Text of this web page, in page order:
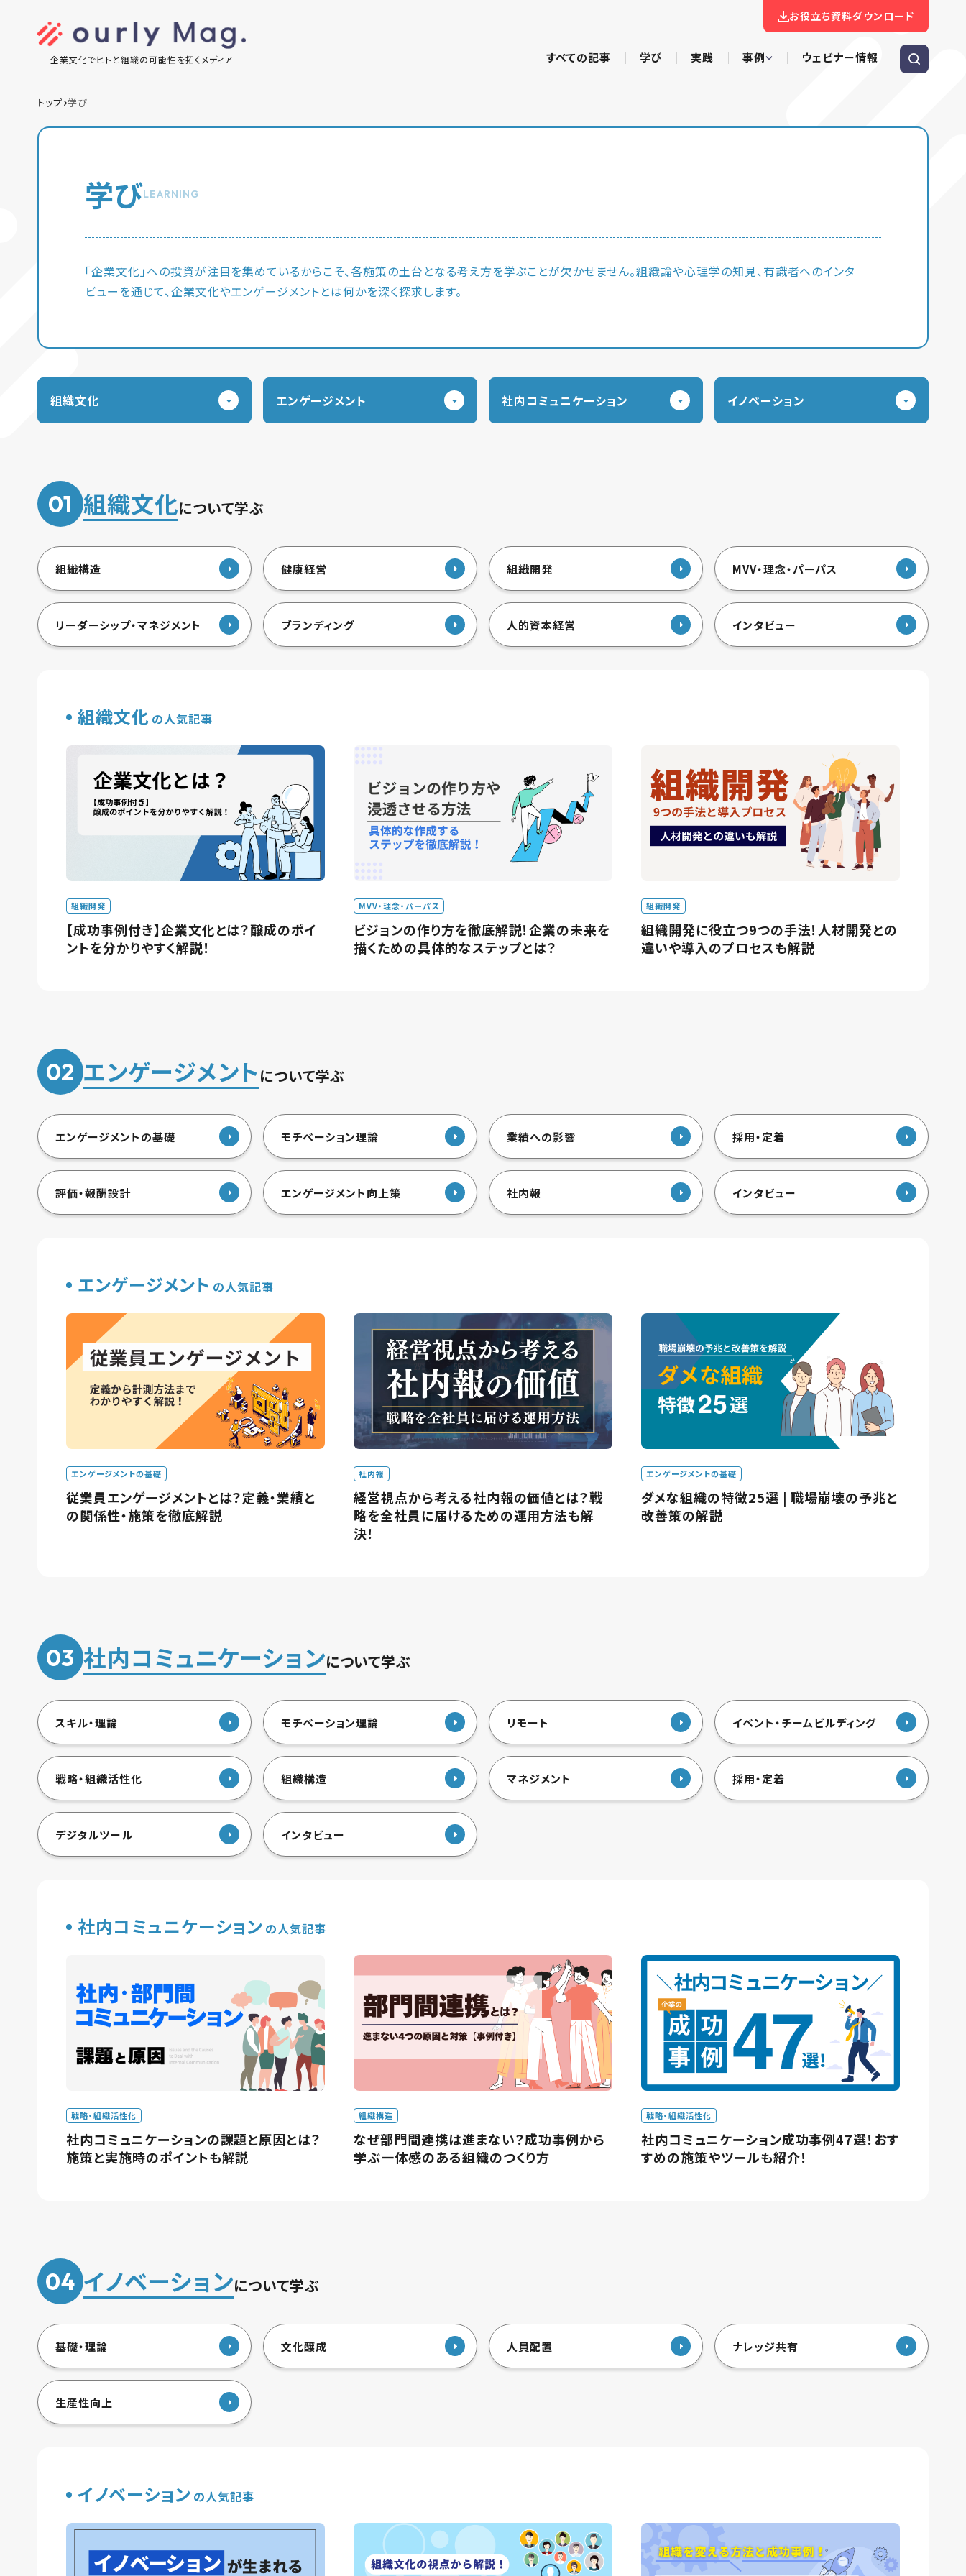
企業文化でヒトと組織の可能性を拓くメディア
お役立ち資料ダウンロード
すべての記事 学び 実践 事例 ウェビナー情報
トップ 学び
学びLEARNING
「企業文化」への投資が注目を集めているからこそ、各施策の土台となる考え方を学ぶことが欠かせません。組織論や心理学の知見、有識者へのインタ
ビューを通じて、企業文化やエンゲージメントとは何かを深く探求します。
組織文化 エンゲージメント 社内コミュニケーション イノベーション
01 組織文化について学ぶ
組織構造 健康経営 組織開発 MVV・理念・パーパス
リーダーシップ・マネジメント ブランディング 人的資本経営 インタビュー
組織文化 の人気記事
組織開発
【成功事例付き】企業文化とは？醸成のポイ
ントを分かりやすく解説！
MVV・理念・パーパス
ビジョンの作り方を徹底解説！企業の未来を
描くための具体的なステップとは？
組織開発
組織開発に役立つ9つの手法！人材開発との
違いや導入のプロセスも解説
02 エンゲージメントについて学ぶ
エンゲージメントの基礎 モチベーション理論 業績への影響 採用・定着
評価・報酬設計 エンゲージメント向上策 社内報 インタビュー
エンゲージメント の人気記事
エンゲージメントの基礎
従業員エンゲージメントとは？定義・業績と
の関係性・施策を徹底解説
社内報
経営視点から考える社内報の価値とは？戦
略を全社員に届けるための運用方法も解
決！
エンゲージメントの基礎
ダメな組織の特徴25選 | 職場崩壊の予兆と
改善策の解説
03 社内コミュニケーションについて学ぶ
スキル・理論 モチベーション理論 リモート イベント・チームビルディング
戦略・組織活性化 組織構造 マネジメント 採用・定着
デジタルツール インタビュー
社内コミュニケーション の人気記事
戦略・組織活性化
社内コミュニケーションの課題と原因とは？
施策と実施時のポイントも解説
組織構造
なぜ部門間連携は進まない？成功事例から
学ぶ一体感のある組織のつくり方
戦略・組織活性化
社内コミュニケーション成功事例47選！おす
すめの施策やツールも紹介！
04 イノベーションについて学ぶ
基礎・理論 文化醸成 人員配置 ナレッジ共有
生産性向上
イノベーション の人気記事